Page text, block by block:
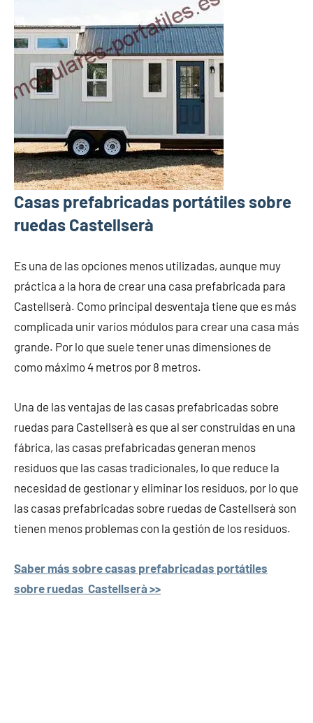
Casas prefabricadas portátiles sobre
ruedas Castellserà
Es una de las opciones menos utilizadas, aunque muy
práctica a la hora de crear una casa prefabricada para
Castellserà. Como principal desventaja tiene que es más
complicada unir varios módulos para crear una casa más
grande. Por lo que suele tener unas dimensiones de
como máximo 4 metros por 8 metros.
Una de las ventajas de las casas prefabricadas sobre
ruedas para Castellserà es que al ser construidas en una
fábrica, las casas prefabricadas generan menos
residuos que las casas tradicionales, lo que reduce la
necesidad de gestionar y eliminar los residuos, por lo que
las casas prefabricadas sobre ruedas de Castellserà son
tienen menos problemas con la gestión de los residuos.
Saber más sobre casas prefabricadas portátiles
sobre ruedas Castellserà >>